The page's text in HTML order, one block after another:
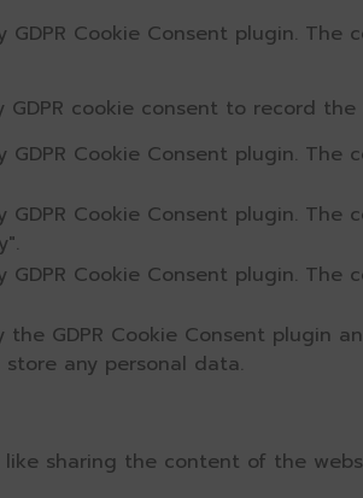
GDPR Cookie Consent plugin.
GDPR cookie consent to record
GDPR Cookie Consent plugin.
GDPR Cookie Consent plugin.
GDPR Cookie Consent plugin.
the GDPR Cookie Consent plugin
any personal data.
sharing the content of the